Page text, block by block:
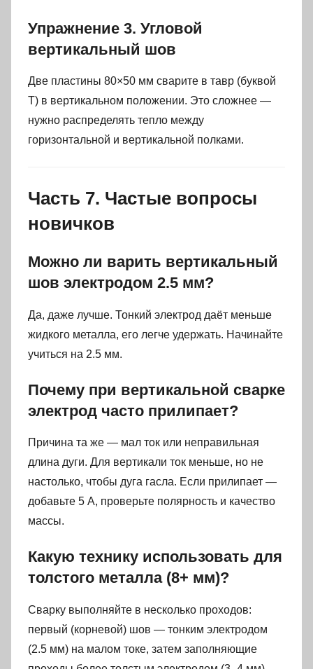
Упражнение 3. Угловой
вертикальный шов
Две пластины 80×50 мм сварите в тавр (буквой
Т) в вертикальном положении. Это сложнее —
нужно распределять тепло между
горизонтальной и вертикальной полками.
Часть 7. Частые вопросы
новичков
Можно ли варить вертикальный
шов электродом 2.5 мм?
Да, даже лучше. Тонкий электрод даёт меньше
жидкого металла, его легче удержать. Начинайте
учиться на 2.5 мм.
Почему при вертикальной сварке
электрод часто прилипает?
Причина та же — мал ток или неправильная
длина дуги. Для вертикали ток меньше, но не
настолько, чтобы дуга гасла. Если прилипает —
добавьте 5 А, проверьте полярность и качество
массы.
Какую технику использовать для
толстого металла (8+ мм)?
Сварку выполняйте в несколько проходов:
первый (корневой) шов — тонким электродом
(2.5 мм) на малом токе, затем заполняющие